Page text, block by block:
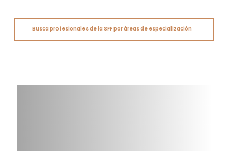
Busca profesionales de la SFF por áreas de especialización